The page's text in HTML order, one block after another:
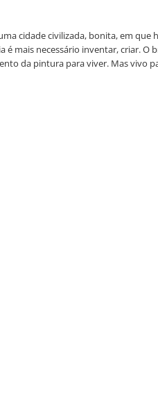
cidade civilizada, bonita, em que
é mais necessário inventar, criar. O
da pintura para viver. Mas vivo